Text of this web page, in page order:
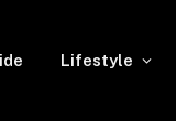
Lifestyle